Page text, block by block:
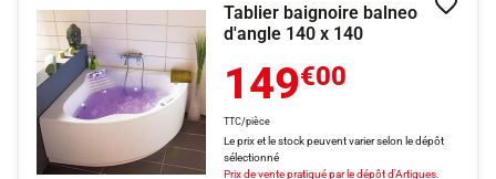
Tablier baignoire balneo
d'angle 140 x 140
149€00
TTC/pièce
Le prix et le stock peuvent varier selon le dépôt
sélectionné
Prix de vente pratiqué par le dépôt d'Artigues.